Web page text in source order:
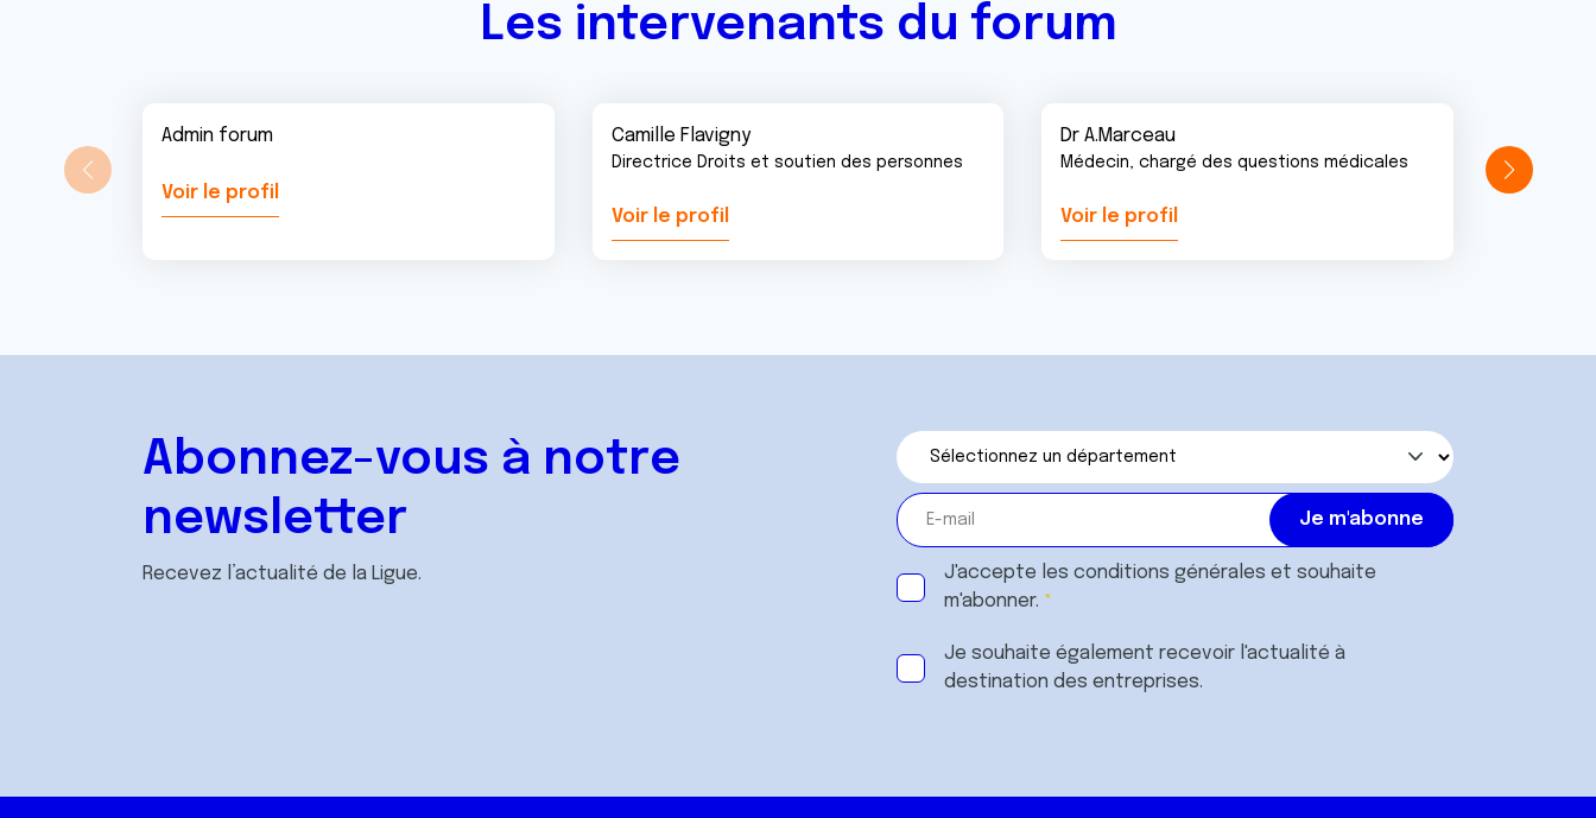
Les intervenants du forum
Admin forum
Voir le profil
Camille Flavigny
Directrice Droits et soutien des personnes
Voir le profil
Dr A.Marceau
Médecin, chargé des questions médicales
Voir le profil
Abonnez-vous à notre
newsletter
Recevez l’actualité de la Ligue. J'accepte les conditions générales et souhaite
m'abonner.
Je souhaite également recevoir l'actualité à
destination des entreprises.